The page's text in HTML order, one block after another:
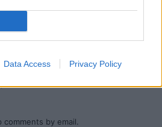
Data Access Privacy Policy
by email.